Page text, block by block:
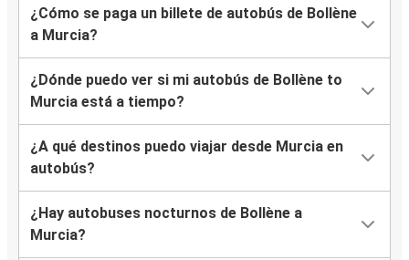
¿Cómo se paga un billete de autobús de Bollène
a Murcia?
¿Dónde puedo ver si mi autobús de Bollène to
Murcia está a tiempo?
¿A qué destinos puedo viajar desde Murcia en
autobús?
¿Hay autobuses nocturnos de Bollène a
Murcia?